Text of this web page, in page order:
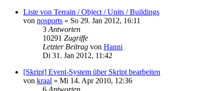
Liste von Terrain / Object / Units / Buildings
von nosports » So 29. Jan 2012, 16:11
3 Antworten
10291 Zugriffe
Letzter Beitrag von Hanni
Di 31. Jan 2012, 11:42
[Skript] Event-System über Skript bearbeiten
von kraal » Mi 14. Apr 2010, 12:36
6 Antworten